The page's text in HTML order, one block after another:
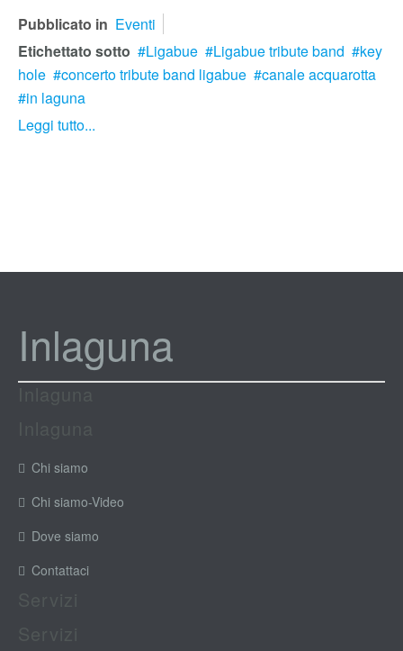
Pubblicato in Eventi
Etichettato sotto
Ligabue Ligabue tribute band
key
hole
concerto tribute band ligabue
canale acquarotta
in laguna
Leggi tutto...
Inlaguna
Chi siamo
Chi siamo-Video
Dove siamo
Contattaci